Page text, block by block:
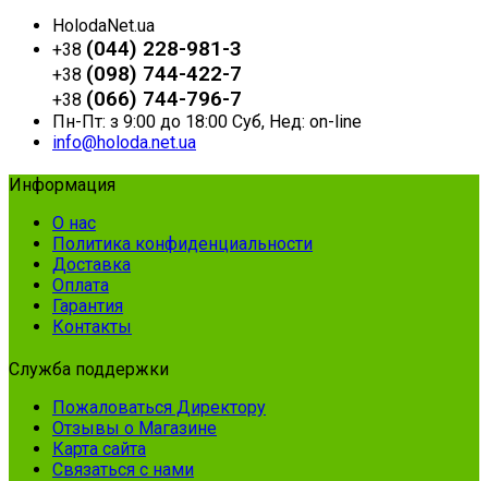
HolodaNet.ua
+38 (044) 228-981-3
+38 (098) 744-422-7
+38 (066) 744-796-7
Пн-Пт: з 9:00 до 18:00 Суб, Нед: on-line
info@holoda.net.ua
Информация
О нас
Политика конфиденциальности
Доставка
Оплата
Гарантия
Контакты
Служба поддержки
Пожаловаться Директору
Отзывы о Магазине
Карта сайта
Связаться с нами